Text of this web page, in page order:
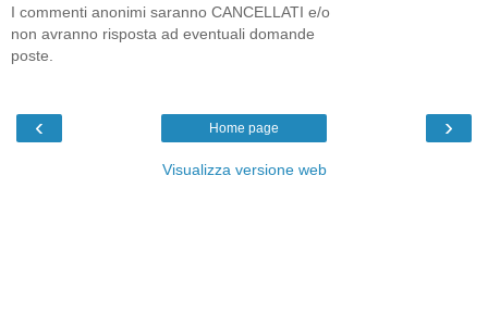
I commenti anonimi saranno CANCELLATI e/o
non avranno risposta ad eventuali domande
poste.
‹ ›
Home page
Visualizza versione web